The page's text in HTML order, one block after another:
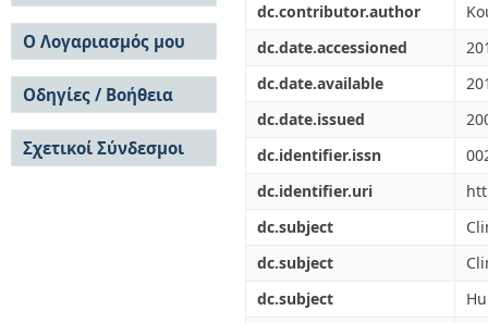
dc.contributor.author
dc.date.accessioned
dc.date.available
dc.date.issued
dc.identifier.issn
dc.identifier.uri
dc.subject
dc.subject
dc.subject
Σε όλο το DSpace
Κοινότητες & Συλλογές
Ανά Ημερομηνία
Έκδοσης
Συγγραφείς
Τίτλοι
Θέματα
Ο Λογαριασμός μου
Σύνδεση
Εγγραφή
Οδηγίες / Βοήθεια
Οδηγίες Υποβολής
Οδηγίες Χρήσης ΙΑ
Συχνές Ερωτήσεις
Σχετικοί Σύνδεσμοι